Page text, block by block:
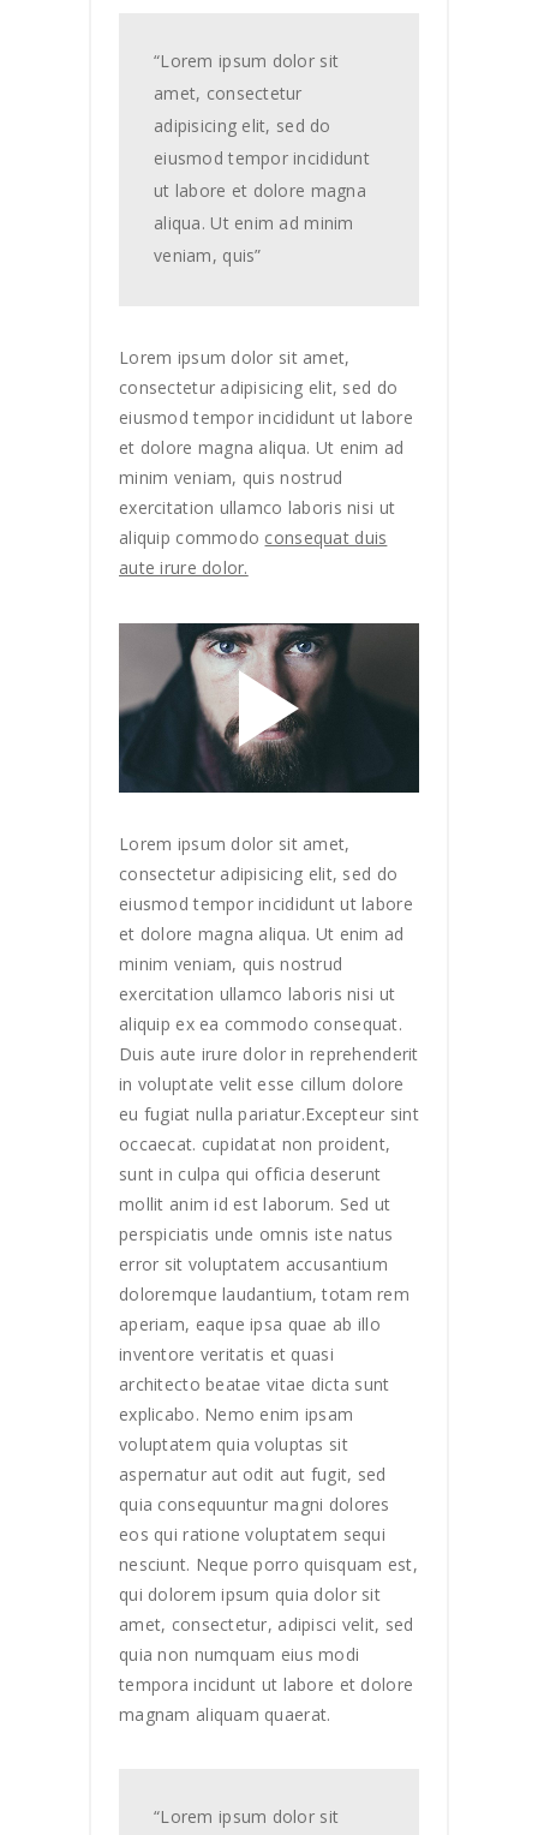
“Lorem ipsum dolor sit
amet, consectetur
adipisicing elit, sed do
eiusmod tempor incididunt
ut labore et dolore magna
aliqua. Ut enim ad minim
veniam, quis”
Lorem ipsum dolor sit amet,
consectetur adipisicing elit, sed do
eiusmod tempor incididunt ut labore
et dolore magna aliqua. Ut enim ad
minim veniam, quis nostrud
exercitation ullamco laboris nisi ut
aliquip commodo consequat duis
aute irure dolor.
Lorem ipsum dolor sit amet,
consectetur adipisicing elit, sed do
eiusmod tempor incididunt ut labore
et dolore magna aliqua. Ut enim ad
minim veniam, quis nostrud
exercitation ullamco laboris nisi ut
aliquip ex ea commodo consequat.
Duis aute irure dolor in reprehenderit
in voluptate velit esse cillum dolore
eu fugiat nulla pariatur.Excepteur sint
occaecat. cupidatat non proident,
sunt in culpa qui officia deserunt
mollit anim id est laborum. Sed ut
perspiciatis unde omnis iste natus
error sit voluptatem accusantium
doloremque laudantium, totam rem
aperiam, eaque ipsa quae ab illo
inventore veritatis et quasi
architecto beatae vitae dicta sunt
explicabo. Nemo enim ipsam
voluptatem quia voluptas sit
aspernatur aut odit aut fugit, sed
quia consequuntur magni dolores
eos qui ratione voluptatem sequi
nesciunt. Neque porro quisquam est,
qui dolorem ipsum quia dolor sit
amet, consectetur, adipisci velit, sed
quia non numquam eius modi
tempora incidunt ut labore et dolore
magnam aliquam quaerat.
“Lorem ipsum dolor sit